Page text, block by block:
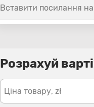
Вставити посилання
Розрахуй
Ціна товару, zł